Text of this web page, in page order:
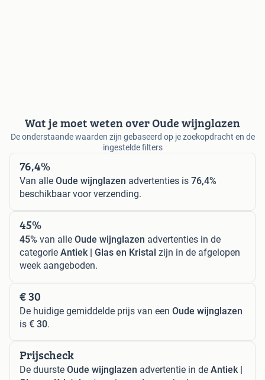
Wat je moet weten over Oude wijnglazen
De onderstaande waarden zijn gebaseerd op je zoekopdracht en de
ingestelde filters
76,4%
Van alle Oude wijnglazen advertenties is 76,4%
beschikbaar voor verzending.
45%
45% van alle Oude wijnglazen advertenties in de
categorie Antiek | Glas en Kristal zijn in de afgelopen
week aangeboden.
€ 30
De huidige gemiddelde prijs van een Oude wijnglazen
is € 30.
Prijscheck
De duurste Oude wijnglazen advertentie in de Antiek |